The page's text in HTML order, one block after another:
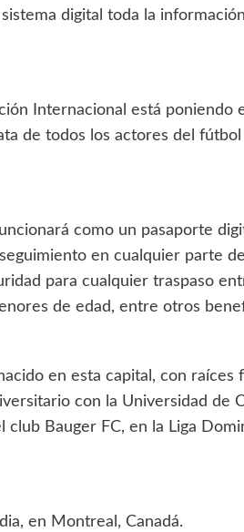
digital toda la
Internacional está poniendo
de todos los actores del fútbol
como un pasaporte
en cualquier parte
para cualquier traspaso
de edad, entre otros
en esta capital, con raíces
con la Universidad de
Bauger FC, en la Liga
en Montreal, Canadá.